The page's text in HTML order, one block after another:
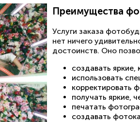
Преимущества
Услуги заказа
нет ничего
достоинств. Оно
создавать
использовать
корректировать
получать яркие,
печатать
создавать